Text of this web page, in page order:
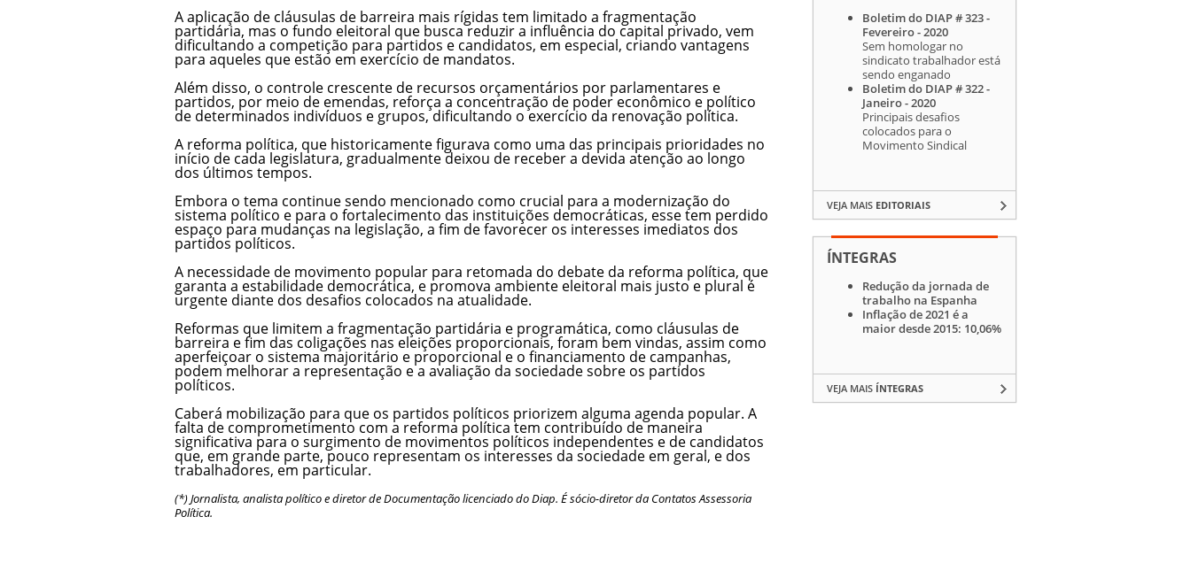
A aplicação de cláusulas de barreira mais rígidas tem limitado a fragmentação
partidária, mas o fundo eleitoral que busca reduzir a influência do capital privado, vem
dificultando a competição para partidos e candidatos, em especial, criando vantagens
para aqueles que estão em exercício de mandatos.
Além disso, o controle crescente de recursos orçamentários por parlamentares e
partidos, por meio de emendas, reforça a concentração de poder econômico e político
de determinados indivíduos e grupos, dificultando o exercício da renovação política.
A reforma política, que historicamente figurava como uma das principais prioridades no
início de cada legislatura, gradualmente deixou de receber a devida atenção ao longo
dos últimos tempos.
Embora o tema continue sendo mencionado como crucial para a modernização do
sistema político e para o fortalecimento das instituições democráticas, esse tem perdido
espaço para mudanças na legislação, a fim de favorecer os interesses imediatos dos
partidos políticos.
A necessidade de movimento popular para retomada do debate da reforma política, que
garanta a estabilidade democrática, e promova ambiente eleitoral mais justo e plural é
urgente diante dos desafios colocados na atualidade.
Reformas que limitem a fragmentação partidária e programática, como cláusulas de
barreira e fim das coligações nas eleições proporcionais, foram bem vindas, assim como
aperfeiçoar o sistema majoritário e proporcional e o financiamento de campanhas,
podem melhorar a representação e a avaliação da sociedade sobre os partidos
políticos.
Caberá mobilização para que os partidos políticos priorizem alguma agenda popular. A
falta de comprometimento com a reforma política tem contribuído de maneira
significativa para o surgimento de movimentos políticos independentes e de candidatos
que, em grande parte, pouco representam os interesses da sociedade em geral, e dos
trabalhadores, em particular.
(*) Jornalista, analista político e diretor de Documentação licenciado do Diap. É sócio-diretor da Contatos Assessoria
Política.
Boletim do DIAP # 323 -
Fevereiro - 2020
Sem homologar no
sindicato trabalhador está
sendo enganado
Boletim do DIAP # 322 -
Janeiro - 2020
Principais desafios
colocados para o
Movimento Sindical
VEJA MAIS EDITORIAIS
ÍNTEGRAS
Redução da jornada de
trabalho na Espanha
Inflação de 2021 é a
maior desde 2015: 10,06%
VEJA MAIS ÍNTEGRAS